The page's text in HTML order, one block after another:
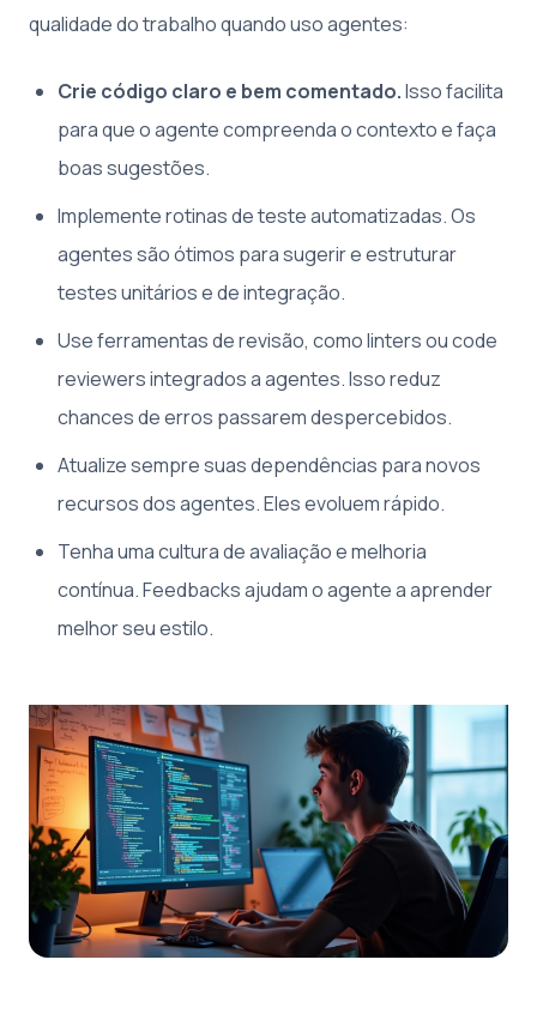
qualidade do trabalho quando uso agentes:
Crie código claro e bem comentado.Isso facilita
para que o agente compreenda o contexto e faça
boas sugestões.
Implemente rotinas de teste automatizadas. Os
agentes são ótimos para sugerir e estruturar
testes unitários e de integração.
Use ferramentas de revisão, como linters ou code
reviewers integrados a agentes. Isso reduz
chances de erros passarem despercebidos.
Atualize sempre suas dependências para novos
recursos dos agentes. Eles evoluem rápido.
Tenha uma cultura de avaliação e melhoria
contínua. Feedbacks ajudam o agente a aprender
melhor seu estilo.